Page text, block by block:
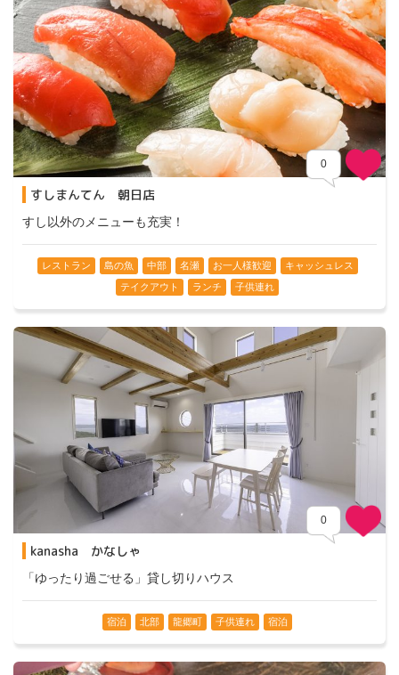
0
すしまんてん 朝日店
すし以外のメニューも充実！
レストラン 島の魚 中部 名瀬 お一人様歓迎
キャッシュレス
テイクアウト
ランチ 子供連れ
0
kanasha かなしゃ
「ゆったり過ごせる」貸し切りハウス
宿泊 北部 龍郷町 子供連れ 宿泊